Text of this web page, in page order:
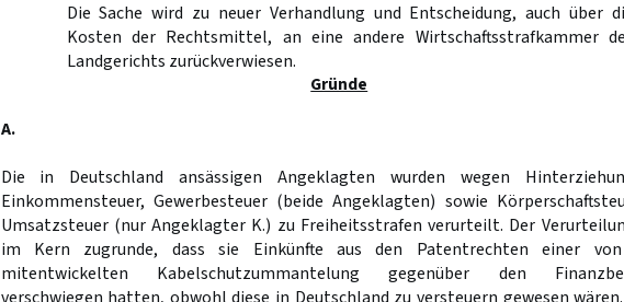
Die Sache wird zu neuer Verhandlung und Entscheidung, auch über
Kosten der Rechtsmittel, an eine andere Wirtschaftsstrafkammer
Landgerichts zurückverwiesen.
Gründe
A.
Die in Deutschland ansässigen Angeklagten wurden wegen
Einkommensteuer, Gewerbesteuer (beide Angeklagten) sowie
Umsatzsteuer (nur Angeklagter K.) zu Freiheitsstrafen verurteilt. Der
im Kern zugrunde, dass sie Einkünfte aus den Patentrechten einer
mitentwickelten Kabelschutzummantelung gegenüber den